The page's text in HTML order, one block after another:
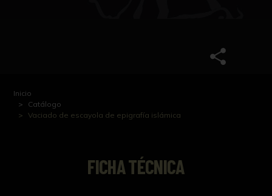
Inicio
Catálogo
Vaciado de escayola de epigrafía islámica
FICHA TÉCNICA